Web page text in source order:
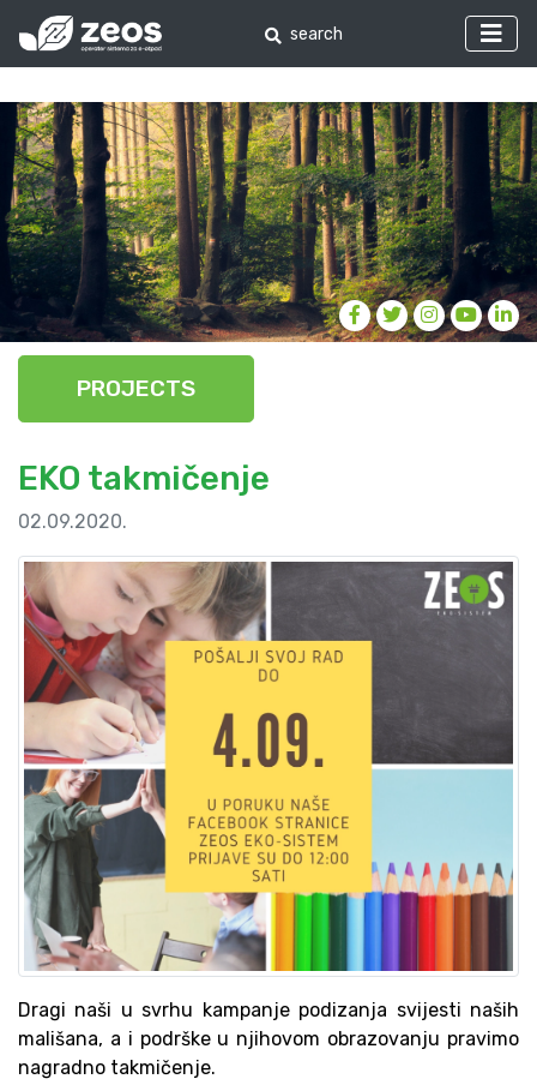
PROJECTS
EKO takmičenje
02.09.2020.
Dragi naši u svrhu kampanje podizanja svijesti naših
mališana, a i podrške u njihovom obrazovanju pravimo
nagradno takmičenje.